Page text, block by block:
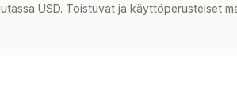
USD. Toistuvat ja käyttöperusteiset